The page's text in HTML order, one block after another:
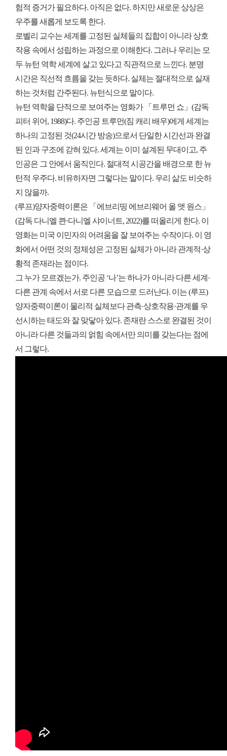
험적 증거가 필요하다. 아직은 없다. 하지만 새로운 상상은
우주를 새롭게 보도록 한다.
로벨리 교수는 세계를 고정된 실체들의 집합이 아니라 상호
작용 속에서 성립하는 과정으로 이해한다. 그러나 우리는 모
두 뉴턴 역학 세계에 살고 있다고 직관적으로 느낀다. 분명
시간은 직선적 흐름을 갖는 듯하다. 실체는 절대적으로 실재
하는 것처럼 간주된다. 뉴턴식으로 말이다.
뉴턴 역학을 단적으로 보여주는 영화가 「트루먼 쇼」(감독
피터 위어, 1988)다. 주인공 트루먼(짐 캐리 배우)에게 세계는
하나의 고정된 것(24시간 방송)으로서 단일한 시간선과 완결
된 인과 구조에 갇혀 있다. 세계는 이미 설계된 무대이고, 주
인공은 그 안에서 움직인다. 절대적 시공간을 배경으로 한 뉴
턴적 우주다. 비유하자면 그렇다는 말이다. 우리 삶도 비슷하
지 않을까.
(루프)양자중력이론은 「에브리띵 에브리웨어 올 앳 원스」
(감독 다니엘 콴·다니엘 샤이너트, 2022)를 떠올리게 한다. 이
영화는 미국 이민자의 어려움을 잘 보여주는 수작이다. 이 영
화에서 어떤 것의 정체성은 고정된 실체가 아니라 관계적·상
황적 존재라는 점이다.
그 누가 모르겠는가. 주인공 ‘나’는 하나가 아니라 다른 세계·
다른 관계 속에서 서로 다른 모습으로 드러난다. 이는 (루프)
양자중력이론이 물리적 실체보다 관측·상호작용·관계를 우
선시하는 태도와 잘 맞닿아 있다. 존재란 스스로 완결된 것이
아니라 다른 것들과의 얽힘 속에서만 의미를 갖는다는 점에
서 그렇다.